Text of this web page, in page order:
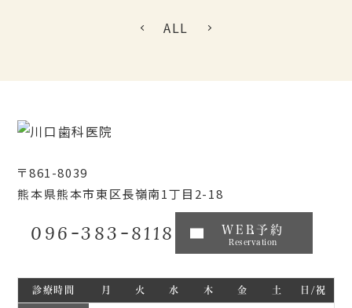
ALL
〒861-8039
熊本県熊本市東区長嶺南1丁目2-18
096-383-8118 WEB予約
Reservation
診療時間 月 火 水 木 金 土 日/祝